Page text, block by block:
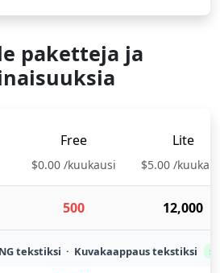
paketteja ja
Free
$0.00 /kuukausi
Lite
$5.00/
500 12,000
tekstiksi · Kuvakaappaus tekstiksi